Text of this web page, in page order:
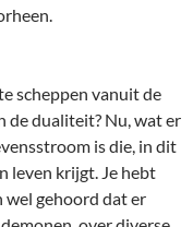
scheppen vanuit de
de dualiteit? Nu, wat er
is die, in dit
leven krijgt. Je hebt
wel gehoord dat er